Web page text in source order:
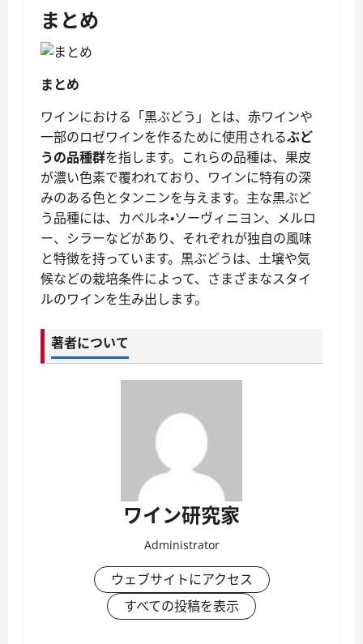
まとめ
まとめ
ワインにおける「黒ぶどう」とは、赤ワインや
一部のロゼワインを作るために使用されるぶど
うの品種群を指します。これらの品種は、果皮
が濃い色素で覆われており、ワインに特有の深
みのある色とタンニンを与えます。主な黒ぶど
う品種には、カベルネ・ソーヴィニヨン、メルロ
ー、シラーなどがあり、それぞれが独自の風味
と特徴を持っています。黒ぶどうは、土壌や気
候などの栽培条件によって、さまざまなスタイ
ルのワインを生み出します。
著者について
ワイン研究家
Administrator
ウェブサイトにアクセス
すべての投稿を表示